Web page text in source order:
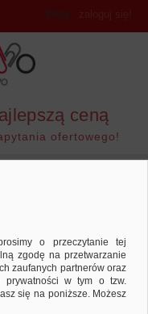
ceną
ofertowego!
Witaj ,
i korygowania
tablic ICO XXL z gąbką,
o przeczytanie tej
zgodę na przetwarzanie
zaufanych partnerów oraz
prywatności w tym o tzw.
się na poniższe. Możesz